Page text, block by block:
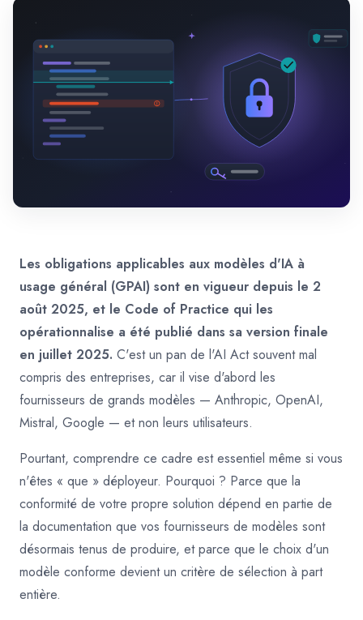
Les obligations applicables aux modèles d'IA à
usage général (GPAI) sont en vigueur depuis le 2
août 2025, et le Code of Practice qui les
opérationnalise a été publié dans sa version finale
en juillet 2025. C'est un pan de l'AI Act souvent mal
compris des entreprises, car il vise d'abord les
fournisseurs de grands modèles — Anthropic, OpenAI,
Mistral, Google — et non leurs utilisateurs.
Pourtant, comprendre ce cadre est essentiel même si vous
n'êtes « que » déployeur. Pourquoi ? Parce que la
conformité de votre propre solution dépend en partie de
la documentation que vos fournisseurs de modèles sont
désormais tenus de produire, et parce que le choix d'un
modèle conforme devient un critère de sélection à part
entière.